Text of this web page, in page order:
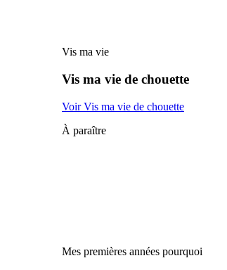
Vis ma vie
Vis ma vie de chouette
Voir Vis ma vie de chouette
À paraître
Mes premières années pourquoi